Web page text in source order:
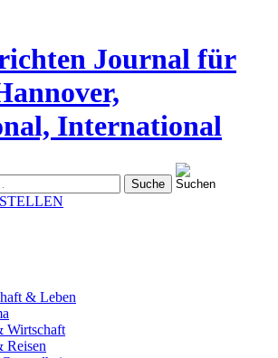
Journal für
International
& Leben
Wirtschaft
Reisen